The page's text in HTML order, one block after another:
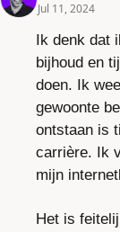
Jul 11, 2024
Ik denk dat
bijhoud en
doen. Ik
gewoonte
ontstaan is
carrière. Ik
mijn
Het is